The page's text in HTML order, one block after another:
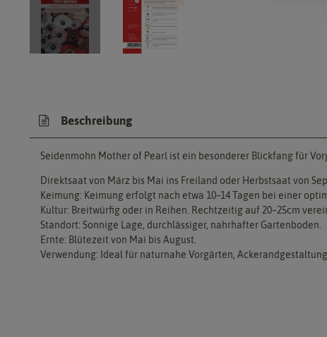
Beschreibung
Seidenmohn Mother of Pearl ist ein besonderer Blickfang für
Direktsaat von März bis Mai ins Freiland oder Herbstsaat von
Keimung: Keimung erfolgt nach etwa 10–14 Tagen bei einer
Kultur: Breitwürfig oder in Reihen. Rechtzeitig auf 20–25cm
Standort: Sonnige Lage, durchlässiger, nahrhafter Gartenboden.
Ernte: Blütezeit von Mai bis August.
Verwendung: Ideal für naturnahe Vorgärten,